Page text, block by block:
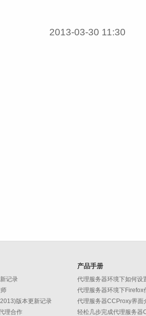
2013-03-30 11:30
记录
版本更新记录
理合作
产品手册
代理服务器环境下如何设
代理服务器环境下Firefox
代理服务器CCProxy界面
轻松几步完成代理服务器